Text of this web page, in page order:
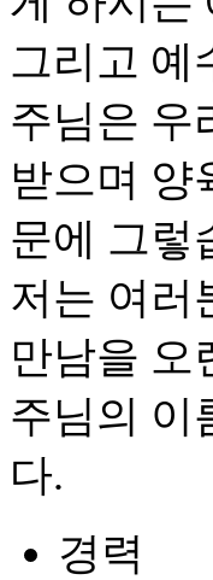
그리고 예
주님은 우
받으며 양
문에 그렇
저는 여러
만남을 오
주님의 이
다.
경력